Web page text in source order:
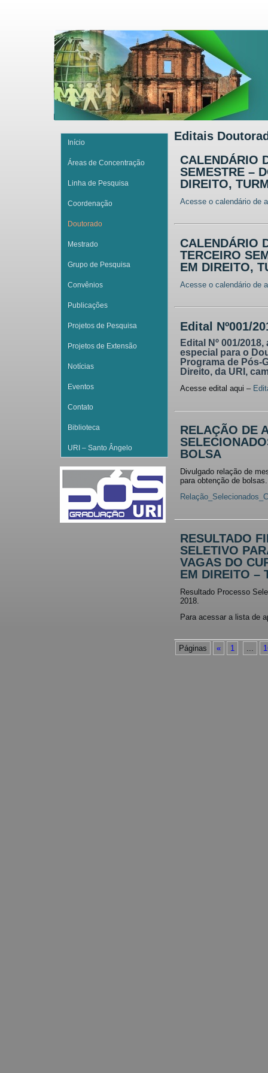
Início
Áreas de Concentração
Linha de Pesquisa
Coordenação
Doutorado
Mestrado
Grupo de Pesquisa
Convênios
Publicações
Projetos de Pesquisa
Projetos de Extensão
Notícias
Eventos
Contato
Biblioteca
URI – Santo Ângelo
Editais
CALENDÁRIO
SEMESTRE –
DIREITO,
Acesse o calendário de
CALENDÁRIO
TERCEIRO
EM DIREITO,
Acesse o calendário de
Edital Nº001/
Edital Nº 001/
especial para o
Programa de Pós-
Direito, da URI,
Acesse edital aqui –
RELAÇÃO DE
BOLSA
Divulgado relação de
para obtenção de bolsas.
RESULTADO
SELETIVO
VAGAS DO
EM DIREITO –
Resultado Processo
2018.
Para acessar a lista de
Páginas « 1 ...